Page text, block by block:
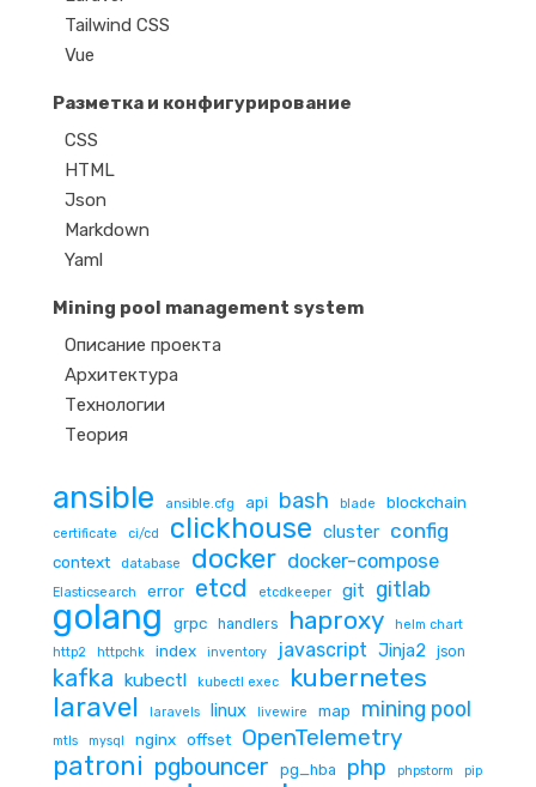
Tailwind CSS
Vue
Разметка и конфигурирование
CSS
HTML
Json
Markdown
Yaml
Mining pool management system
Описание проекта
Архитектура
Технологии
Теория
ansible ansible.cfg api bash blade blockchain
certificate ci/cd clickhouse cluster config
context database docker docker-compose
Elasticsearch error etcd etcdkeeper git gitlab
golang grpc handlers haproxy
helm chart
http2
httpchk index inventory javascript Jinja2 json
kafka kubectl kubectl exec kubernetes
laravel laravels linux livewire map mining pool
mtls mysql nginx offset OpenTelemetry
patroni pgbouncer pg_hba php phpstorm pip